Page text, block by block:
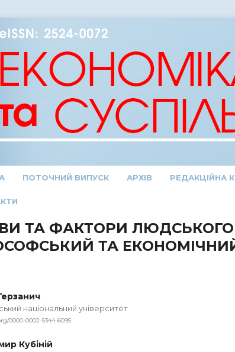
ПОТОЧНИЙ ВИПУСК АРХІВ РЕДАКЦІЙНА
ТА ФАКТОРИ ЛЮДСЬКОГО
ТА
національний університет
0000-0002-5344-6095
Кубіній